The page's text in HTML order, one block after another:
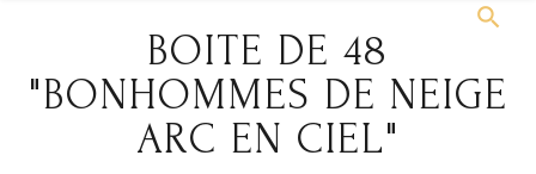
search
BOITE DE 48
"BONHOMMES DE NEIGE
ARC EN CIEL"